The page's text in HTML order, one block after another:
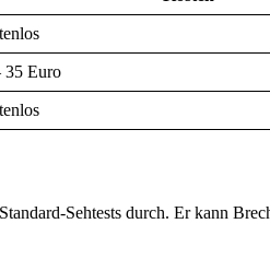
35 Euro
Sehtests durch. Er kann